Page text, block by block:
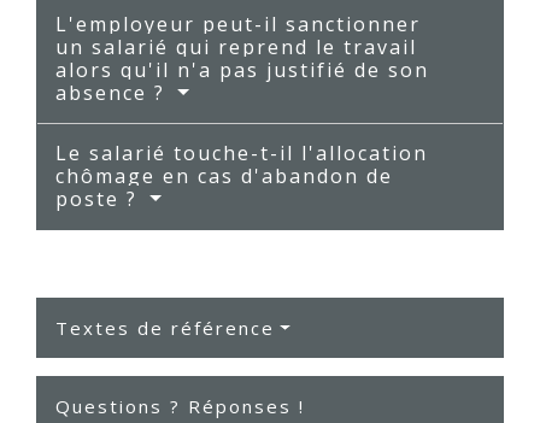
L'employeur peut-il sanctionner
un salarié qui reprend le travail
alors qu'il n'a pas justifié de son
absence ?
Le salarié touche-t-il l'allocation
chômage en cas d'abandon de
poste ?
Textes de référence
Questions ? Réponses !